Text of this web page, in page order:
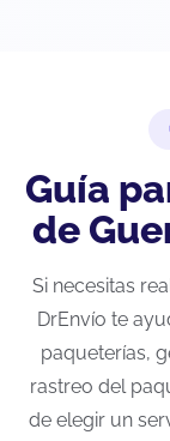
Guía
de
Si necesitas
DrEnvío te
paqueterías,
rastreo del
de elegir un